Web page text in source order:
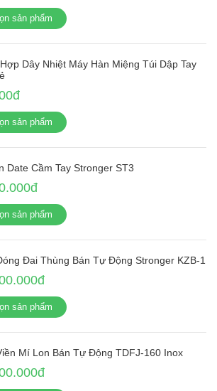
sản phẩm
Dây Nhiệt Máy Hàn Miệng Túi Dập Tay
sản phẩm
Date Cầm Tay Stronger ST3
sản phẩm
Đai Thùng Bán Tự Động Stronger KZB-1
sản phẩm
Mí Lon Bán Tự Động TDFJ-160 Inox